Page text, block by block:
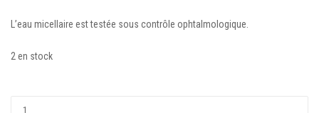
L’eau micellaire est testée sous contrôle ophtalmologique.
2 en stock